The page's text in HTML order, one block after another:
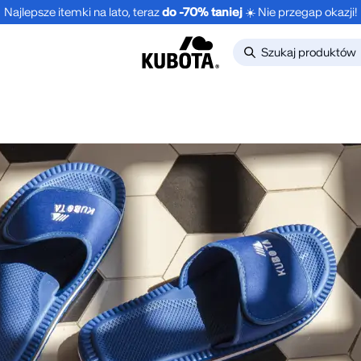
Najlepsze itemki na lato, terazdo -70% taniej ☀️ Nie przegap okazji!
-30%
zł
LONGSLEEVE
OVERSIZE STREET
EDGE GRANATOWY
UNISEX
149.99 zł
1-PAK
24.99